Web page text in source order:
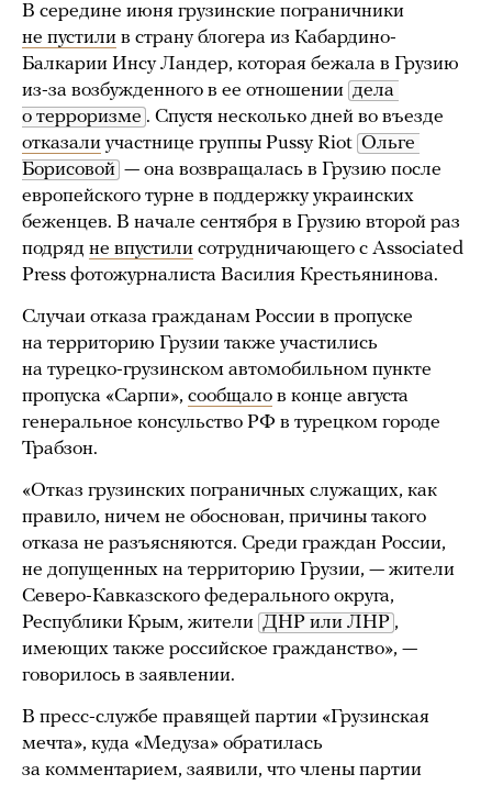
В середине июня грузинские пограничники
не пустили в страну блогера из Кабардино-
Балкарии Инсу Ландер, которая бежала в Грузию
из-за возбужденного в ее отношении дела
о терроризме . Спустя несколько дней во въезде
отказали участнице группы Pussy Riot Ольге
Борисовой — она возвращалась в Грузию после
европейского турне в поддержку украинских
беженцев. В начале сентября в Грузию второй раз
подряд не впустили сотрудничающего с Аssociated
Press фотожурналиста Василия Крестьянинова.
Случаи отказа гражданам России в пропуске
на территорию Грузии также участились
на турецко-грузинском автомобильном пункте
пропуска «Сарпи», сообщало в конце августа
генеральное консульство РФ в турецком городе
Трабзон.
«Отказ грузинских пограничных служащих, как
правило, ничем не обоснован, причины такого
отказа не разъясняются. Среди граждан России,
не допущенных на территорию Грузии, — жители
Северо-Кавказского федерального округа,
Республики Крым, жители ДНР или ЛНР ,
имеющих также российское гражданство», —
говорилось в заявлении.
В пресс-службе правящей партии «Грузинская
мечта», куда «Медуза» обратилась
за комментарием, заявили, что члены партии